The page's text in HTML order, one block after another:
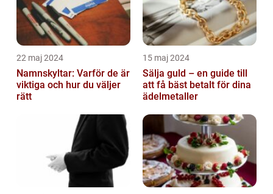
22 maj 2024
Namnskyltar: Varför de är
viktiga och hur du väljer
rätt
15 maj 2024
Sälja guld – en guide till
att få bäst betalt för dina
ädelmetaller